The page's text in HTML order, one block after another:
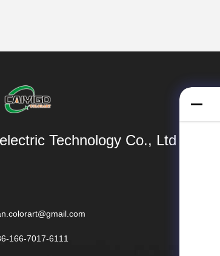
Technology Co., Ltd
166-7017-6111